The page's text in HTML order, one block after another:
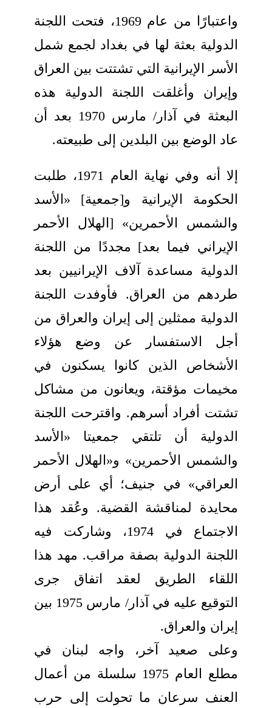
واعتبارًا من عام 1969، فتحت اللجنة
الدولية بعثة لها في بغداد لجمع شمل
الأسر الإيرانية التي تشتتت بين العراق
وإيران وأغلقت اللجنة الدولية هذه
البعثة في آذار/ مارس 1970 بعد أن
عاد الوضع بين البلدين إلى طبيعته.
إلا أنه وفي نهاية العام 1971، طلبت
الحكومة الإيرانية و[جمعية] «الأسد
والشمس الأحمرين» [الهلال الأحمر
الإيراني فيما بعد] مجددًا من اللجنة
الدولية مساعدة آلاف الإيرانيين بعد
طردهم من العراق. فأوفدت اللجنة
الدولية ممثلين إلى إيران والعراق من
أجل الاستفسار عن وضع هؤلاء
الأشخاص الذين كانوا يسكنون في
مخيمات مؤقتة، ويعانون من مشاكل
تشتت أفراد أسرهم. واقترحت اللجنة
الدولية أن تلتقي جمعيتا «الأسد
والشمس الأحمرين» و«الهلال الأحمر
العراقي» في جنيف؛ أي على أرض
محايدة لمناقشة القضية. وعُقد هذا
الاجتماع في 1974، وشاركت فيه
اللجنة الدولية بصفة مراقب. مهد هذا
اللقاء الطريق لعقد اتفاق جرى
التوقيع عليه في آذار/ مارس 1975 بين
إيران والعراق.
وعلى صعيد آخر، واجه لبنان في
مطلع العام 1975 سلسلة من أعمال
العنف سرعان ما تحولت إلى حرب